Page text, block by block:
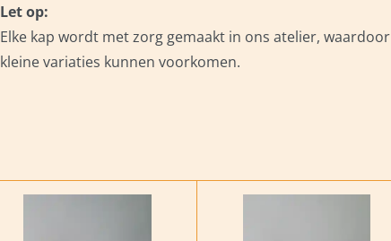
Let op:
Elke kap wordt met zorg gemaakt in ons atelier, waardoor
kleine variaties kunnen voorkomen.